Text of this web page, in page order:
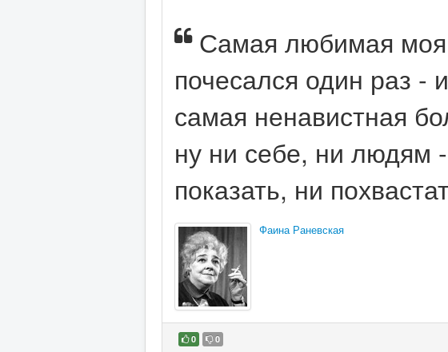
Самая любимая моя
почесался один раз -
самая ненавистная
ну ни себе, ни людям
показать, ни
Фаина Раневская
0 0